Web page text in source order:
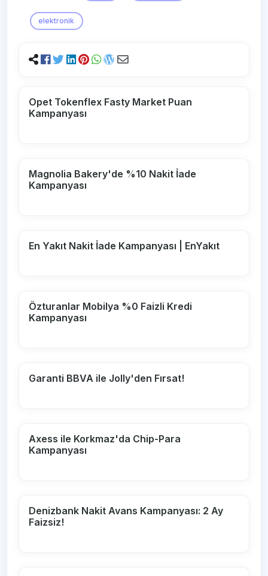
elektronik
Opet Tokenflex Fasty Market Puan
Kampanyası
Magnolia Bakery'de %10 Nakit İade
Kampanyası
En Yakıt Nakit İade Kampanyası | EnYakıt
Özturanlar Mobilya %0 Faizli Kredi
Kampanyası
Garanti BBVA ile Jolly'den Fırsat!
Axess ile Korkmaz'da Chip-Para
Kampanyası
Denizbank Nakit Avans Kampanyası: 2 Ay
Faizsiz!